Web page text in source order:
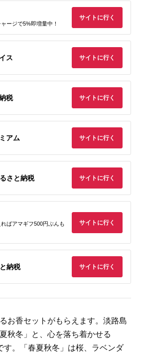
ージで5%即増量中！
サイトに行く
ス サイトに行く
税 サイトに行く
アム サイトに行く
さと納税 サイトに行く
ばアマギフ500円ぶんも
サイトに行く
納税 サイトに行く
お香セットがもらえます。淡路島
秋冬」と、心を落ち着かせる
す。「春夏秋冬」は桜、ラベンダ